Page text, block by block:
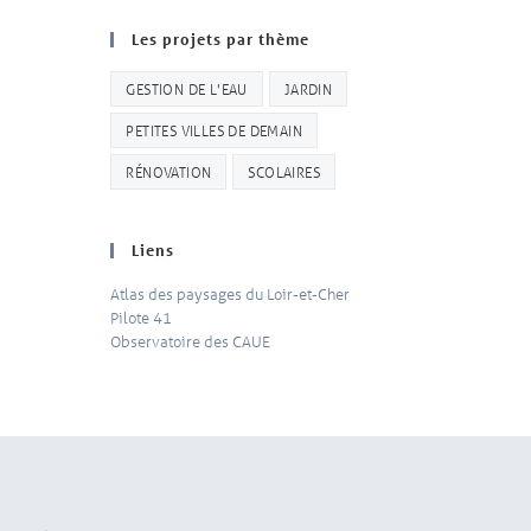
Les projets par thème
GESTION DE L'EAU JARDIN
PETITES VILLES DE DEMAIN
RÉNOVATION SCOLAIRES
Liens
Atlas des paysages du Loir-et-Cher
Pilote 41
Observatoire des CAUE